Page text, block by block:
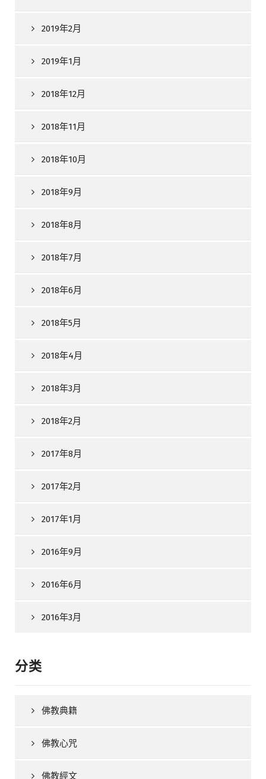
2019年2月
2019年1月
2018年12月
2018年11月
2018年10月
2018年9月
2018年8月
2018年7月
2018年6月
2018年5月
2018年4月
2018年3月
2018年2月
2017年8月
2017年2月
2017年1月
2016年9月
2016年6月
2016年3月
分类
佛教典籍
佛教心咒
佛教經文